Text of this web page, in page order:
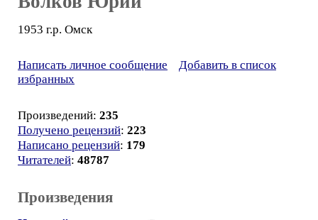
1953 г.р. Омск
Написать личное сообщение
Добавить в список
избранных
Произведений: 235
Получено рецензий: 223
Написано рецензий: 179
Читателей: 48787
Произведения